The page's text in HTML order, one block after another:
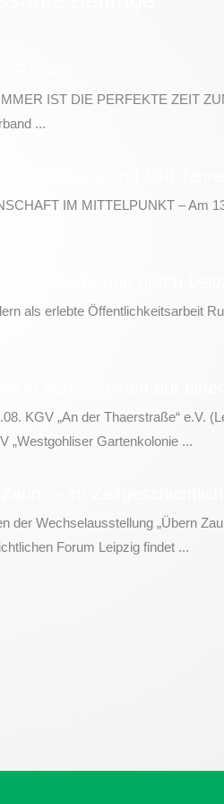
IST DIE PERFEKTE ZEIT
...
IM MITTELPUNKT – Am
als erlebte Öffentlichkeitsarbeit
KGV „An der Thaerstraße“ e.V.
„Westgohliser Gartenkolonie ...
der Wechselausstellung „Übern
Forum Leipzig findet ...